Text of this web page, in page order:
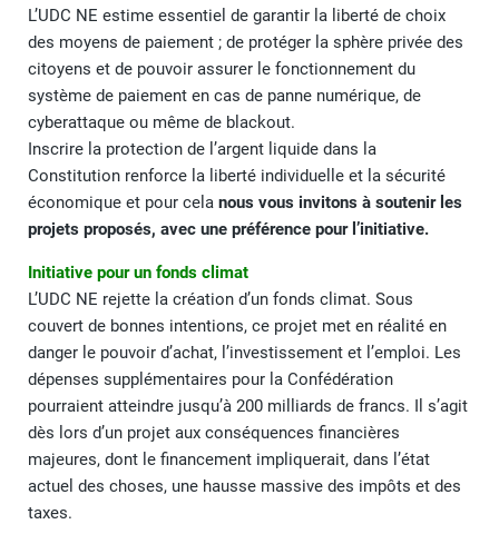
L’UDC NE estime essentiel de garantir la liberté de choix
des moyens de paiement ; de protéger la sphère privée des
citoyens et de pouvoir assurer le fonctionnement du
système de paiement en cas de panne numérique, de
cyberattaque ou même de blackout.
Inscrire la protection de l’argent liquide dans la
Constitution renforce la liberté individuelle et la sécurité
économique et pour cela nous vous invitons à soutenir les
projets proposés, avec une préférence pour l’initiative.
Initiative pour un fonds climat
L’UDC NE rejette la création d’un fonds climat. Sous
couvert de bonnes intentions, ce projet met en réalité en
danger le pouvoir d’achat, l’investissement et l’emploi. Les
dépenses supplémentaires pour la Confédération
pourraient atteindre jusqu’à 200 milliards de francs. Il s’agit
dès lors d’un projet aux conséquences financières
majeures, dont le financement impliquerait, dans l’état
actuel des choses, une hausse massive des impôts et des
taxes.